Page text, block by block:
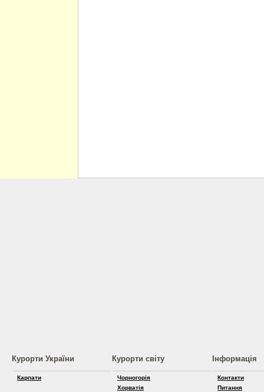
Курорти України
Карпати
Курорти світу
Чорногорія
Хорватія
Інформація
Контакти
Питання